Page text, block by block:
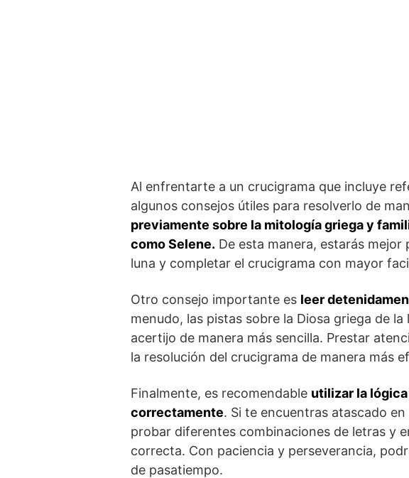
Al enfrentarte a un crucigrama que incluye‌
algunos consejos útiles ⁤para resolverlo de
previamente sobre ⁢la ​mitología griega y
como Selene. De‍ esta‍ manera, estarás⁢
luna y completar el crucigrama con mayor
Otro consejo importante es leer
menudo, las pistas sobre la Diosa griega de
acertijo de manera más⁤ sencilla. Prestar
la resolución del crucigrama de manera más
Finalmente, es recomendable utilizar la
correctamente. Si ⁤te encuentras atascado
probar diferentes combinaciones de letras y
correcta. Con paciencia ⁣y perseverancia,
​de pasatiempo.